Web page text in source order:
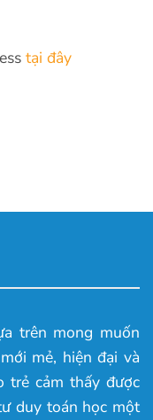
tại đây
trên mong muốn
mẻ, hiện đại và
trẻ cảm thấy được
duy toán học một